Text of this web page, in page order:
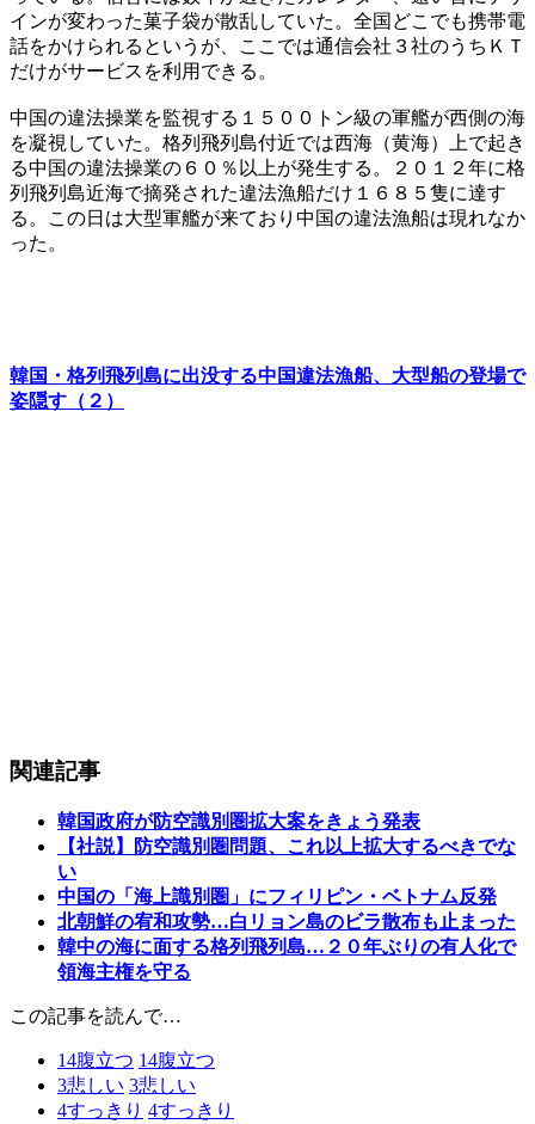
インが変わった菓子袋が散乱していた。全国どこでも携帯電
話をかけられるというが、ここでは通信会社３社のうちＫＴ
だけがサービスを利用できる。
中国の違法操業を監視する１５００トン級の軍艦が西側の海
を凝視していた。格列飛列島付近では西海（黄海）上で起き
る中国の違法操業の６０％以上が発生する。２０１２年に格
列飛列島近海で摘発された違法漁船だけ１６８５隻に達す
る。この日は大型軍艦が来ており中国の違法漁船は現れなか
った。
韓国・格列飛列島に出没する中国違法漁船、大型船の登場で
姿隠す（２）
関連記事
韓国政府が防空識別圏拡大案をきょう発表
【社説】防空識別圏問題、これ以上拡大するべきでな
い
中国の「海上識別圏」にフィリピン・ベトナム反発
北朝鮮の宥和攻勢…白リョン島のビラ散布も止まった
韓中の海に面する格列飛列島…２０年ぶりの有人化で
領海主権を守る
この記事を読んで…
14腹立つ 14腹立つ
3悲しい 3悲しい
4すっきり 4すっきり